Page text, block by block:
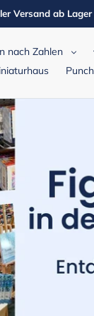
Versand ab
nach Zahlen